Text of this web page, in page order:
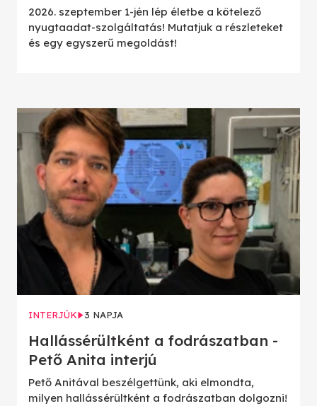
2026. szeptember 1-jén lép életbe a kötelező
nyugtaadat-szolgáltatás! Mutatjuk a részleteket
és egy egyszerű megoldást!
INTERJÚK 3 NAPJA
Hallássérültként a fodrászatban -
Pető Anita interjú
Pető Anitával beszélgettünk, aki elmondta,
milyen hallássérültként a fodrászatban dolgozni!